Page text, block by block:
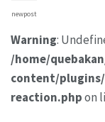
newpost
Warning:
/home/
content/
reaction.phpon